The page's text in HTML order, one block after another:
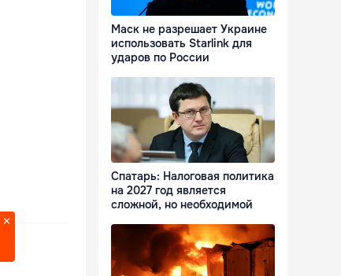
Маск не разрешает Украине
использовать Starlink для
ударов по России
Спатарь: Налоговая политика
на 2027 год является
сложной, но необходимой